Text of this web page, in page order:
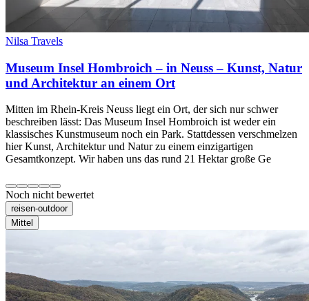
Nilsa Travels
Museum Insel Hombroich – in Neuss – Kunst, Natur
und Architektur an einem Ort
Mitten im Rhein-Kreis Neuss liegt ein Ort, der sich nur schwer
beschreiben lässt: Das Museum Insel Hombroich ist weder ein
klassisches Kunstmuseum noch ein Park. Stattdessen verschmelzen
hier Kunst, Architektur und Natur zu einem einzigartigen
Gesamtkonzept. Wir haben uns das rund 21 Hektar große Ge
Noch nicht bewertet
reisen-outdoor
Mittel